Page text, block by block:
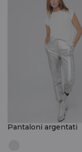
Pantaloni argentati